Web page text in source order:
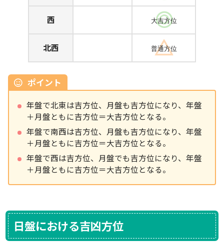
西 大吉方位
北西 普通方位
ポイント
年盤で北東は吉方位、月盤も吉方位になり、年盤
＋月盤ともに吉方位＝大吉方位となる。
年盤で南西は吉方位、月盤も吉方位になり、年盤
＋月盤ともに吉方位＝大吉方位となる。
年盤で西は吉方位、月盤でも吉方位になり、年盤
＋月盤ともに吉方位＝大吉方位となる。
日盤における吉凶方位